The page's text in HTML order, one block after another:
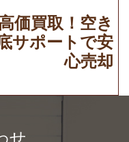
価買取！空き
サポートで安
心売却
せ